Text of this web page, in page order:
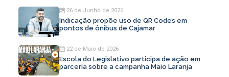
26 de Junho de 2026
Indicação propõe uso de QR Codes em
pontos de ônibus de Cajamar
22 de Maio de 2026
Escola do Legislativo participa de ação em
parceria sobre a campanha Maio Laranja